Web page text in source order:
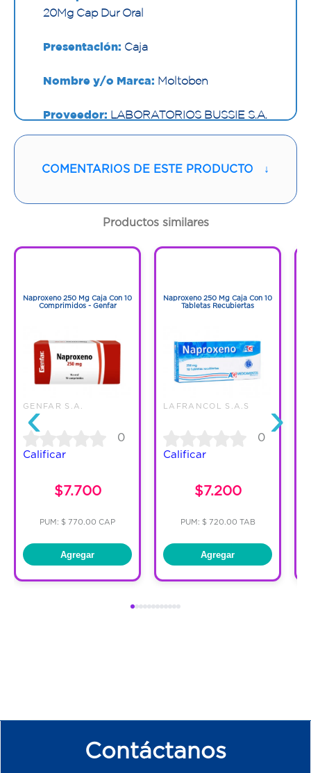
20Mg Cap Dur Oral
Presentación: Caja
Nombre y/o Marca: Moltoben
Proveedor: LABORATORIOS BUSSIE S.A.
20 Cápsulas
Código:262082
COMENTARIOS DE ESTE PRODUCTO ↓
Productos similares
‹
Naproxeno 250 Mg Caja Con 10
Comprimidos - Genfar
GENFAR S.A.
0
Calificar
$7.700
PUM: $ 770.00 CAP
Agregar
Naproxeno 250 Mg Caja Con 10
Tabletas Recubiertas
LAFRANCOL S.A.S
0
Calificar
$7.200
PUM: $ 720.00 TAB
Agregar
›
Contáctanos